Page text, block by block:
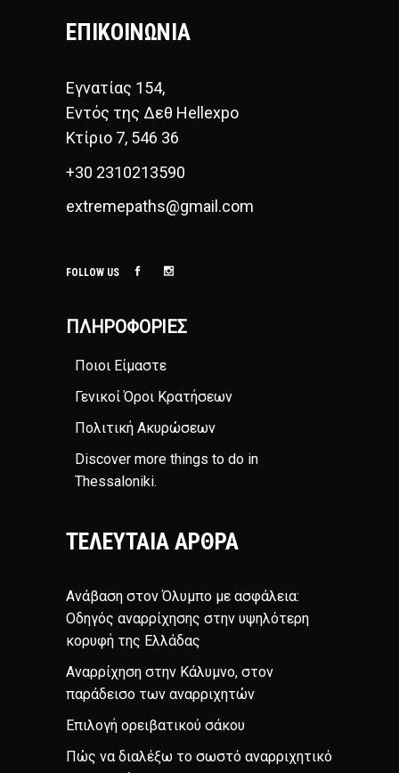
ΕΠΙΚΟΙΝΩΝΙΑ
Εγνατίας 154,
Εντός της Δεθ Hellexpo
Κτίριο 7, 546 36
+30 2310213590
extremepaths@gmail.com
FOLLOW US
ΠΛΗΡΟΦΟΡΊΕΣ
Ποιοι Είμαστε
Γενικοί Όροι Κρατήσεων
Πολιτική Ακυρώσεων
Discover more things to do in
Thessaloniki.
ΤΕΛΕΥΤΑΊΑ ΆΡΘΡΑ
Ανάβαση στον Όλυμπο με ασφάλεια:
Οδηγός αναρρίχησης στην υψηλότερη
κορυφή της Ελλάδας
Αναρρίχηση στην Κάλυμνο, στον
παράδεισο των αναρριχητών
Επιλογή ορειβατικού σάκου
Πώς να διαλέξω το σωστό αναρριχητικό